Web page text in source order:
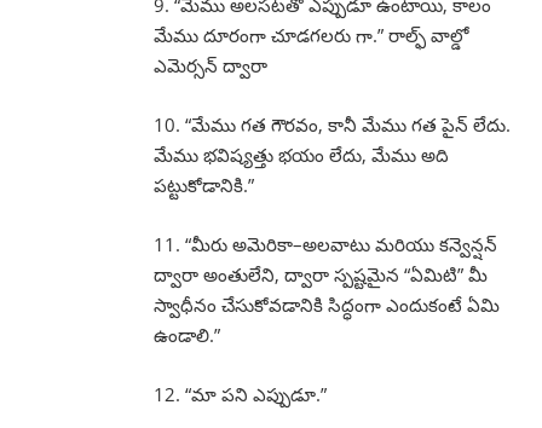
9. “మేము అలసటతో ఎప్పుడూ ఉంటాయి, కాలం
మేము దూరంగా చూడగలరు గా.” రాల్ఫ్ వాల్డో
ఎమెర్సన్ ద్వారా
10. “మేము గత గౌరవం, కానీ మేము గత పైన్ లేదు.
మేము భవిష్యత్తు భయం లేదు, మేము అది
పట్టుకోడానికి.”
11. “మీరు అమెరికా–అలవాటు మరియు కన్వెన్షన్
ద్వారా అంతులేని, ద్వారా స్పష్టమైన “ఏమిటి” మీ
స్వాధీనం చేసుకోవడానికి సిద్ధంగా ఎందుకంటే ఏమి
ఉండాలి.”
12. “మా పని ఎప్పుడూ.”